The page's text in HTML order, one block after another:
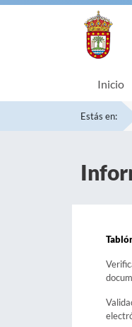
Inicio
Estás en: